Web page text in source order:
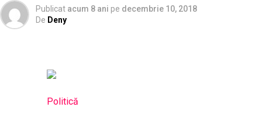
Publicat acum 8 ani pe decembrie 10, 2018
De Deny
Politică